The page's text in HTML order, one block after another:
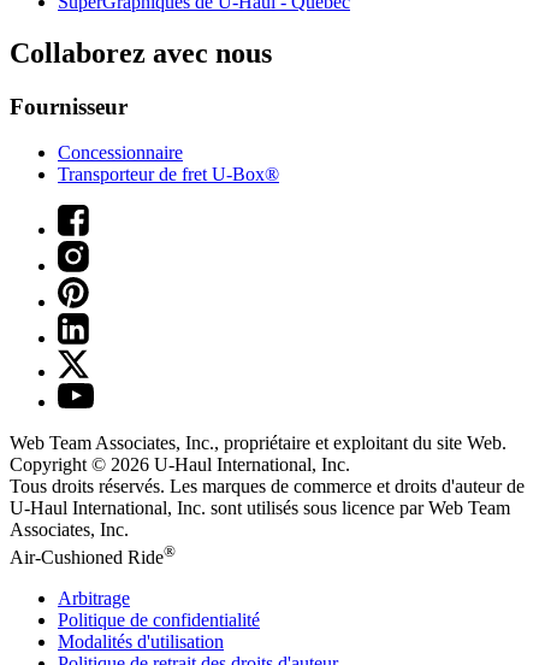
Collaborez avec nous
Fournisseur
Concessionnaire
Transporteur de fret U-Box®
Web Team Associates, Inc., propriétaire et exploitant du site Web.
Copyright © 2026 U-Haul International, Inc.
Tous droits réservés. Les marques de commerce et droits d'auteur de
U-Haul International, Inc. sont utilisés sous licence par Web Team
Associates, Inc.
Air-Cushioned Ride®
Arbitrage
Politique de confidentialité
Modalités d'utilisation